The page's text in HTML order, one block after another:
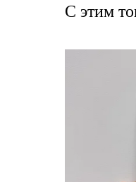
С этим